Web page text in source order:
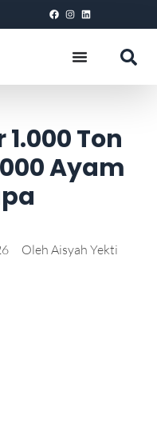
Ton
Ayam
Oleh Aisyah Yekti